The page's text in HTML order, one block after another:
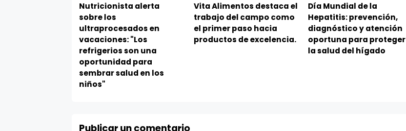
Nutricionista alerta
sobre los
ultraprocesados en
vacaciones: "Los
refrigerios son una
oportunidad para
sembrar salud en los
niños"
Vita Alimentos destaca el
trabajo del campo como
el primer paso hacia
productos de excelencia.
Día Mundial de la
Hepatitis: prevención,
diagnóstico y atención
oportuna para proteger
la salud del hígado